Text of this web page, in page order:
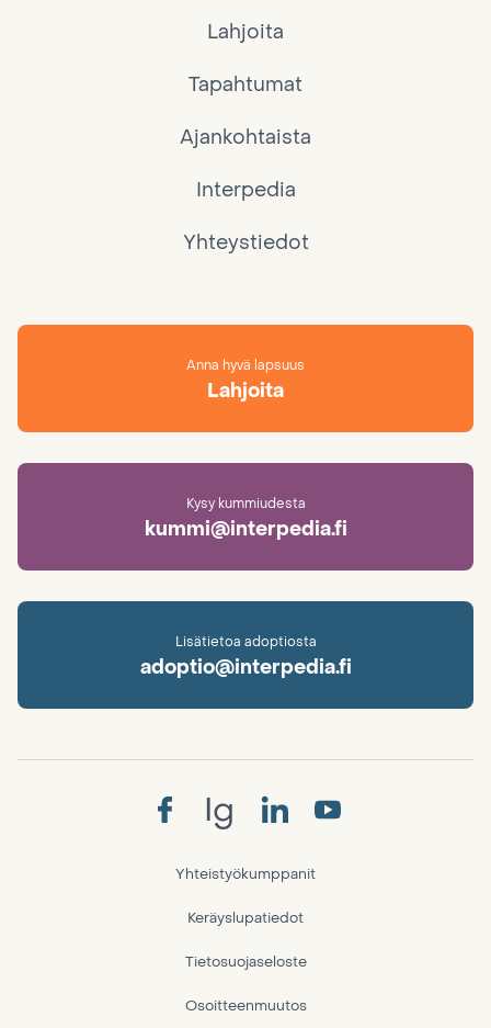
Lahjoita
Tapahtumat
Ajankohtaista
Interpedia
Yhteystiedot
Anna hyvä lapsuus
Lahjoita
Kysy kummiudesta
kummi@interpedia.fi
Lisätietoa adoptiosta
adoptio@interpedia.fi
Ig
Yhteistyökumppanit
Keräyslupatiedot
Tietosuojaseloste
Osoitteenmuutos